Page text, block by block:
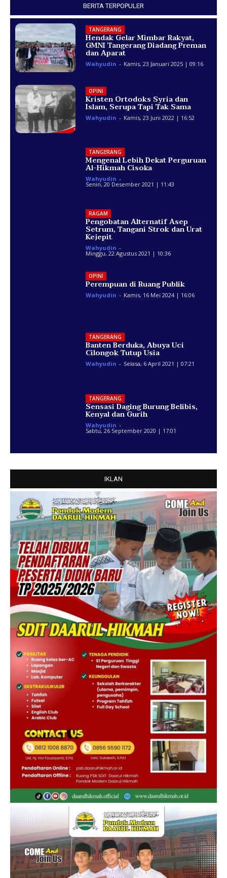
BERITA TERPOPULER
TANGERANG
Hendak Gelar Mimbar Rakyat,
GMNI Tangerang Diadang Preman
dan Aparat
Wahyudin - Kamis, 23 Januari 2025 | 09:16
OPINI
Kristen Ortodoks Syria dan
Islam, Serupa Tapi Tak Sama
Wahyudin - Kamis, 23 Juni 2022 | 16:52
TANGERANG
Mengenal Lebih Dekat Perguruan
Al-Hikmah Cisoka
Wahyudin -
Senin, 20 Desember 2021 | 11:43
RAGAM
Pengobatan Alternatif Asep
Setrum, Tangani Strok dan Urat
Kejepit
Wahyudin -
Minggu, 22 Agustus 2021 | 10:36
OPINI
Perempuan di Ruang Publik
Wahyudin - Kamis, 16 Mei 2024 | 16:06
TANGERANG
Banten Berduka, Abuya Uci
Cilongok Tutup Usia
Wahyudin - Selasa, 6 April 2021 | 07:21
TANGERANG
Sensasi Daging Burung Belibis,
Kenyal dan Gurih
Wahyudin -
Sabtu, 26 September 2020 | 17:01
IKLAN